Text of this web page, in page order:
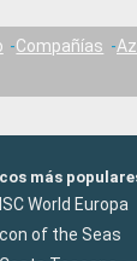
Compañías
más
World Europa
Icon of the Seas